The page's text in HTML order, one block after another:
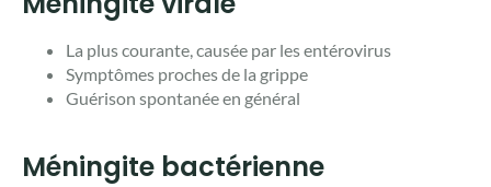
La plus courante, causée par les entérovirus
Symptômes proches de la grippe
Guérison spontanée en général
Méningite bactérienne